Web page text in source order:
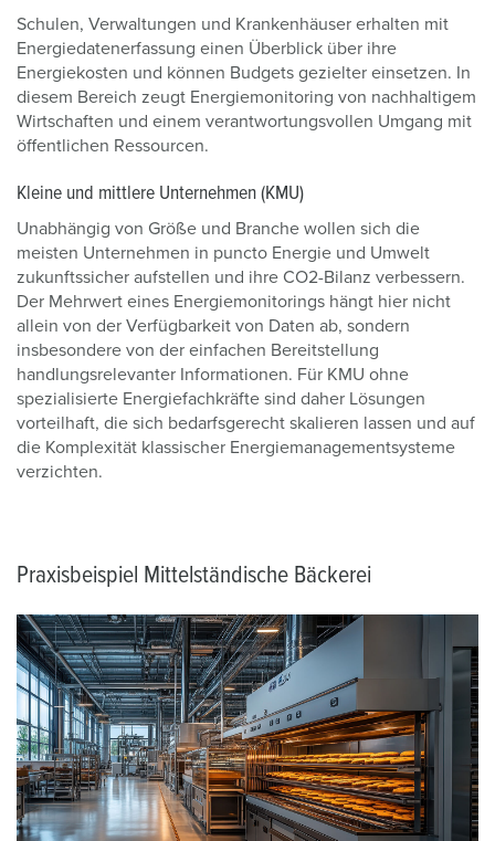
Schulen, Verwaltungen und Krankenhäuser erhalten mit
Energiedatenerfassung einen Überblick über ihre
Energiekosten und können Budgets gezielter einsetzen. In
diesem Bereich zeugt Energiemonitoring von nachhaltigem
Wirtschaften und einem verantwortungsvollen Umgang mit
öffentlichen Ressourcen.
Kleine und mittlere Unternehmen (KMU)
Unabhängig von Größe und Branche wollen sich die
meisten Unternehmen in puncto Energie und Umwelt
zukunftssicher aufstellen und ihre CO2-Bilanz verbessern.
Der Mehrwert eines Energiemonitorings hängt hier nicht
allein von der Verfügbarkeit von Daten ab, sondern
insbesondere von der einfachen Bereitstellung
handlungsrelevanter Informationen. Für KMU ohne
spezialisierte Energiefachkräfte sind daher Lösungen
vorteilhaft, die sich bedarfsgerecht skalieren lassen und auf
die Komplexität klassischer Energiemanagementsysteme
verzichten.
Praxisbeispiel Mittelständische Bäckerei